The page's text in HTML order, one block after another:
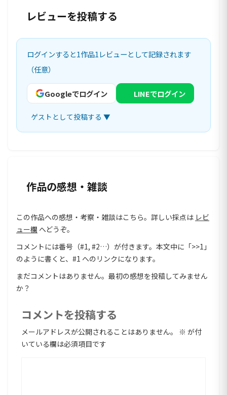
レビューを投稿する
ログインすると1作品1レビューとして記録されます
（任意）
Googleでログイン LINEでログイン
ゲストとして投稿する ▼
作品の感想・雑談
この作品への感想・考察・雑談はこちら。詳しい採点は レビ
ュー欄 へどうぞ。
コメントには番号（#1, #2…）が付きます。本文中に「>>1」
のように書くと、#1 へのリンクになります。
まだコメントはありません。最初の感想を投稿してみません
か？
コメントを投稿する
メールアドレスが公開されることはありません。 ※ が付
いている欄は必須項目です